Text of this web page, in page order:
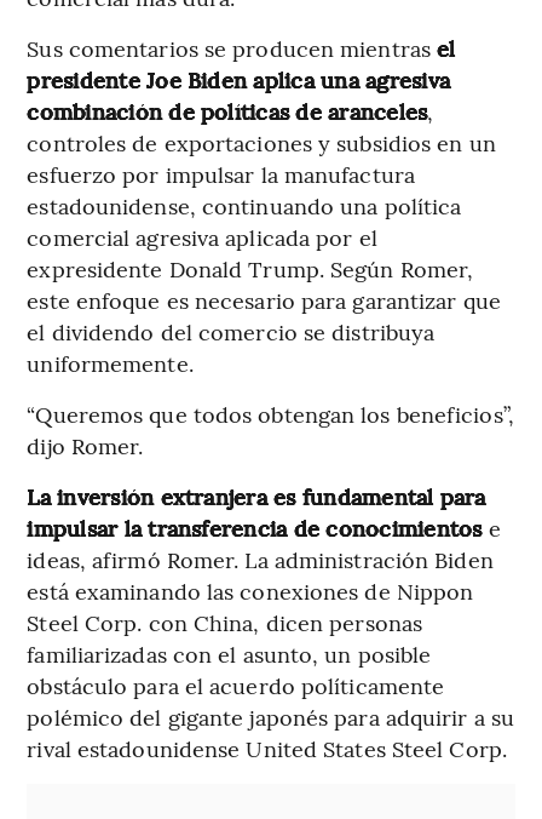
Sus comentarios se producen mientrasel
presidente Joe Biden aplica una agresiva
combinación de políticas de aranceles,
controles de exportaciones y subsidios en un
esfuerzo por impulsar la manufactura
estadounidense, continuando una política
comercial agresiva aplicada por el
expresidente Donald Trump. Según Romer,
este enfoque es necesario para garantizar que
el dividendo del comercio se distribuya
uniformemente.
“Queremos que todos obtengan los beneficios”,
dijo Romer.
La inversión extranjera es fundamental para
impulsar la transferencia de conocimientose
ideas, afirmó Romer. La administración Biden
está examinando las conexiones de Nippon
Steel Corp. con China, dicen personas
familiarizadas con el asunto, un posible
obstáculo para el acuerdo políticamente
polémico del gigante japonés para adquirir a su
rival estadounidense United States Steel Corp.